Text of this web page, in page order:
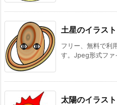
土星のイラスト
フリー、無料で利
す。Jpeg形式ファ
太陽のイラスト